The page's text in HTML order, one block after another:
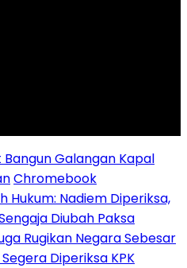
Galangan Kapal
Chromebook
Hukum: Nadiem Diperiksa,
Diubah Paksa
Rugikan Negara Sebesar
Diperiksa KPK